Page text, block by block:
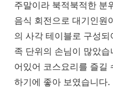
주말이라 북적북적한 분
음식 회전으로 대기인원
의 사각 테이블로 구성
족 단위의 손님이 많았습
어있어 코스요리를 즐길
하기에 좋아 보였습니다.